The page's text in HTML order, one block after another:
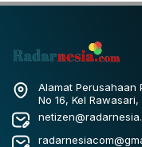
Alamat Perusahaan
No 16, Kel